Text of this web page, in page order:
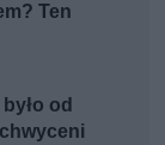
Ten
od